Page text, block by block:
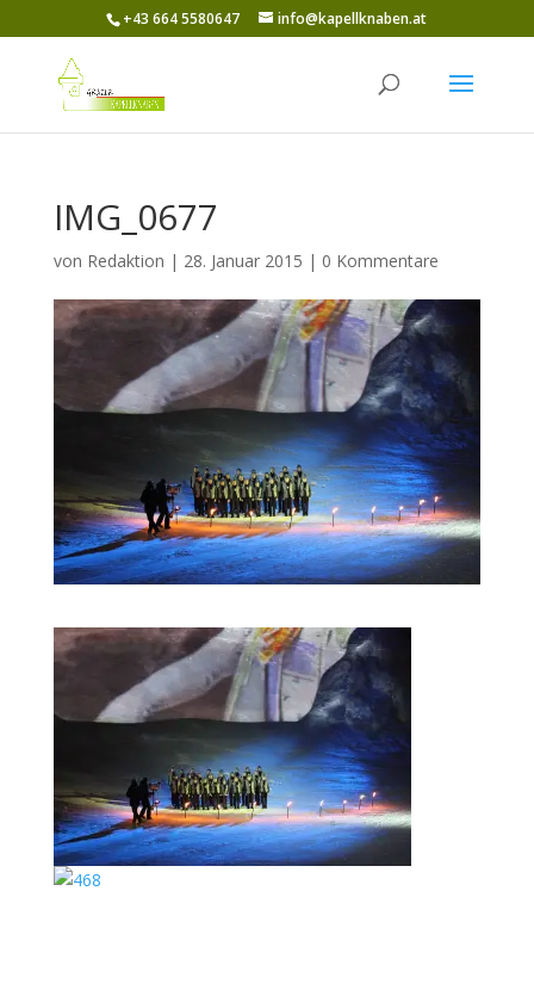
+43 664 5580647 info@kapellknaben.at
IMG_0677
von Redaktion | 28. Januar 2015 | 0 Kommentare